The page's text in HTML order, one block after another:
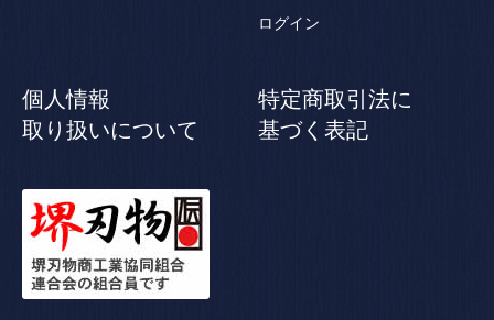
ログイン
個人情報
取り扱いについて
特定商取引法に
基づく表記